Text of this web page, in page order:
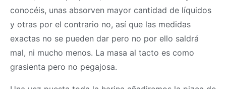
conocéis, unas absorven mayor cantidad de líquidos
y otras por el contrario no, así que las medidas
exactas no se pueden dar pero no por ello saldrá
mal, ni mucho menos. La masa al tacto es como
grasienta pero no pegajosa.